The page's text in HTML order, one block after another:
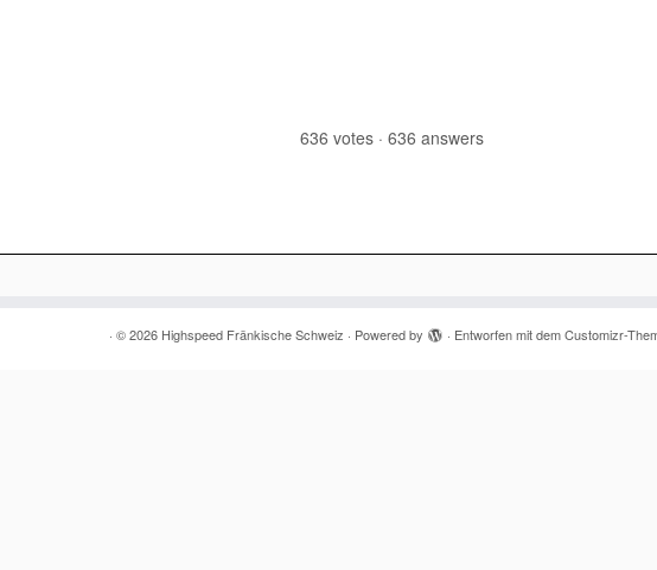
636 votes· 636 answers
· © 2026 Highspeed Fränkische Schweiz · Powered by · Entworfen mit demCustomizr-